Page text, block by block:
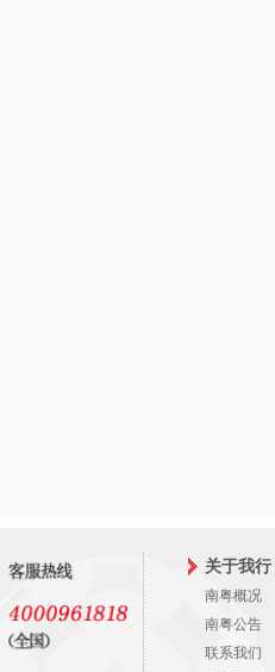
关于我行
南粤概况
南粤公告
联系我们